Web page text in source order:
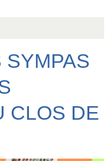
SYMPAS
CLOS DE